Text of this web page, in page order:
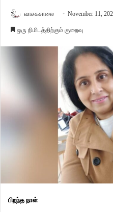
வாசகசாலை November 11,
ஒரு நிமிடத்திற்கும் குறைவு
பிறந்த நாள்